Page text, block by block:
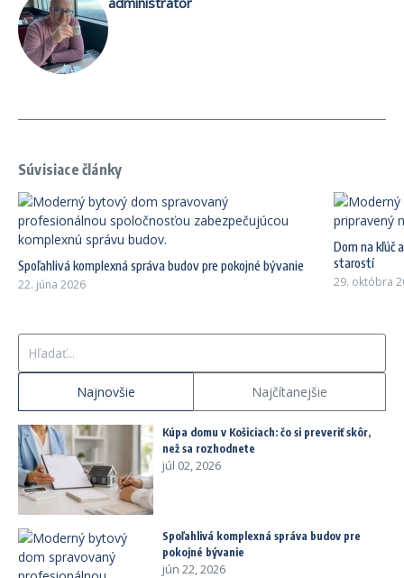
Súvisiace články
Spoľahlivá komplexná správa budov pre pokojné bývanie
22. júna 2026
Dom na kľúč
starostí
29. októbra
Najnovšie Najčítanejšie
Kúpa domu v Košiciach: čo si preveriť skôr,
než sa rozhodnete
júl 02, 2026
Spoľahlivá komplexná správa budov pre
pokojné bývanie
jún 22, 2026